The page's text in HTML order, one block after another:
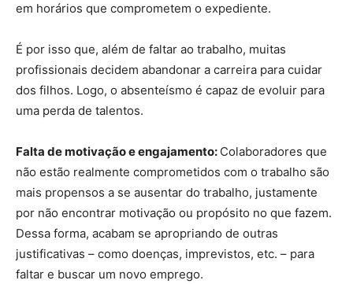
em horários que comprometem o expediente.
É por isso que, além de faltar ao trabalho, muitas
profissionais decidem abandonar a carreira para cuidar
dos filhos. Logo, o absenteísmo é capaz de evoluir para
uma perda de talentos.
Falta de motivação e engajamento: Colaboradores que
não estão realmente comprometidos com o trabalho são
mais propensos a se ausentar do trabalho, justamente
por não encontrar motivação ou propósito no que fazem.
Dessa forma, acabam se apropriando de outras
justificativas – como doenças, imprevistos, etc. – para
faltar e buscar um novo emprego.